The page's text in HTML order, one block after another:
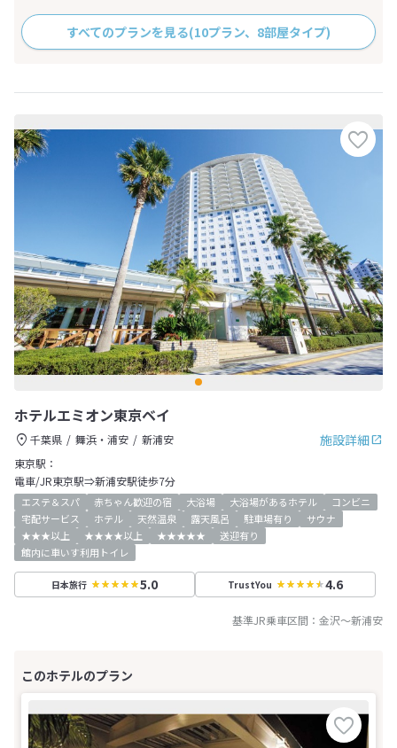
すべてのプランを見る(10プラン、8部屋タイプ)
ホテルエミオン東京ベイ
施設詳細
千葉県 舞浜・浦安
新浦安
東京駅：
電車/JR東京駅⇒新浦安駅徒歩7分
エステ＆スパ 赤ちゃん歓迎の宿 大浴場 大浴場があるホテル
コンビニ
宅配サービス
ホテル 天然温泉 露天風呂 駐車場有り
サウナ
★★★以上
★★★★以上 ★★★★★
送迎有り
館内に車いす利用トイレ
日本旅行 5.0 TrustYou 4.6
基準JR乗車区間： 金沢～新浦安